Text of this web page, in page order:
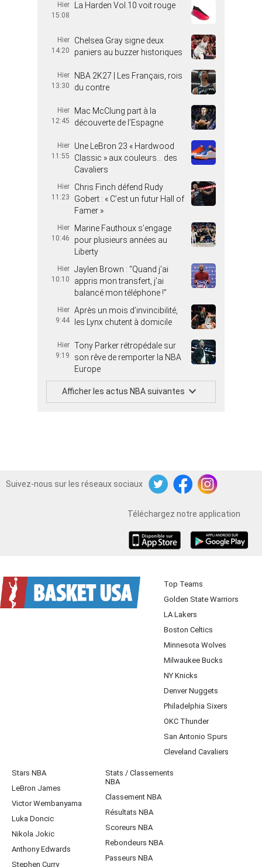
Hier
15:08
La Harden Vol.10 voit rouge
Hier
14:20
Chelsea Gray signe deux
paniers au buzzer historiques
Hier
13:30
NBA 2K27 | Les Français, rois
du contre
Hier
12:45
Mac McClung part à la
découverte de l’Espagne
Hier
11:55
Une LeBron 23 « Hardwood
Classic » aux couleurs… des
Cavaliers
Hier
11:23
Chris Finch défend Rudy
Gobert : « C’est un futur Hall of
Famer »
Hier
10:46
Marine Fauthoux s’engage
pour plusieurs années au
Liberty
Hier
10:10
Jaylen Brown : “Quand j’ai
appris mon transfert, j’ai
balancé mon téléphone !”
Hier
9:44
Après un mois d’invincibilité,
les Lynx chutent à domicile
Hier
9:19
Tony Parker rétropédale sur
son rêve de remporter la NBA
Europe
Afficher les actus NBA suivantes
Suivez-nous sur les réseaux sociaux
TwitterFacebookInstagram
Téléchargez notre application
Top Teams
Golden State Warriors
LA Lakers
Boston Celtics
Minnesota Wolves
Milwaukee Bucks
NY Knicks
Denver Nuggets
Philadelphia Sixers
OKC Thunder
San Antonio Spurs
Cleveland Cavaliers
Stars NBA
LeBron James
Victor Wembanyama
Luka Doncic
Nikola Jokic
Anthony Edwards
Stephen Curry
Stats / Classements
NBA
Classement NBA
Résultats NBA
Scoreurs NBA
Rebondeurs NBA
Passeurs NBA